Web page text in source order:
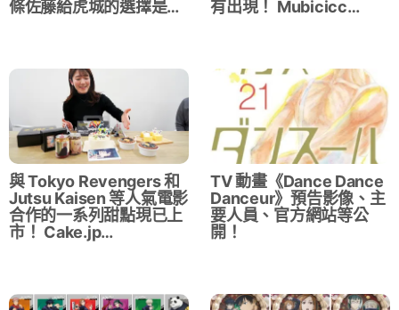
條佐藤給虎城的選擇是…
有出現！ Mubicicc…
與 Tokyo Revengers 和
Jutsu Kaisen 等人氣電影
合作的一系列甜點現已上
市！ Cake.jp…
TV 動畫《Dance Dance
Danceur》預告影像、主
要人員、官方網站等公
開！